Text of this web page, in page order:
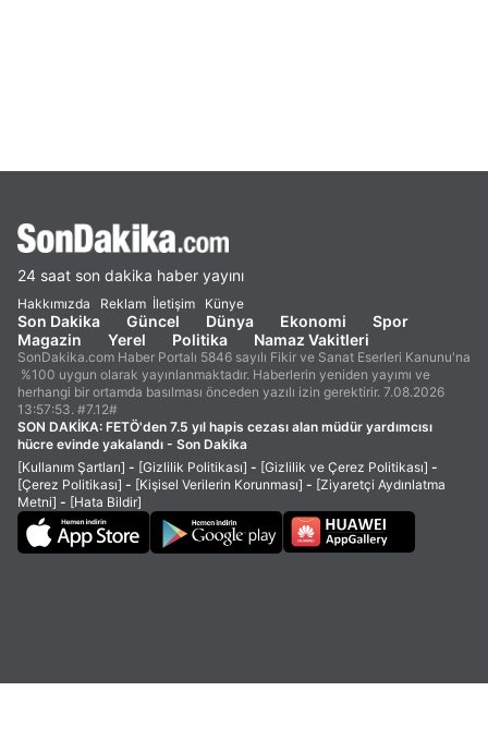
24 saat son dakika haber yayını
Hakkımızda Reklam İletişim Künye
Son Dakika Güncel Dünya Ekonomi
Spor
Magazin
Yerel Politika Namaz Vakitleri
SonDakika.com Haber Portalı 5846 sayılı Fikir ve Sanat Eserleri Kanunu'na
%100 uygun olarak yayınlanmaktadır. Haberlerin yeniden yayımı ve
herhangi bir ortamda basılması önceden yazılı izin gerektirir. 7.08.2026
13:57:53. #7.12#
SON DAKİKA: FETÖ'den 7.5 yıl hapis cezası alan müdür yardımcısı
hücre evinde yakalandı - Son Dakika
[Kullanım Şartları] - [Gizlilik Politikası] - [Gizlilik ve Çerez Politikası] -
[Çerez Politikası] - [Kişisel Verilerin Korunması] - [Ziyaretçi Aydınlatma
Metni] - [Hata Bildir]